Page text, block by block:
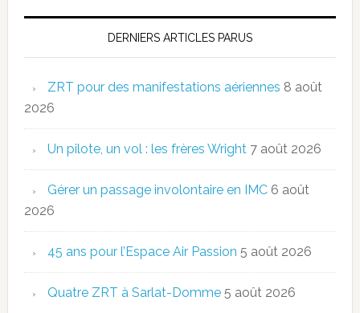
DERNIERS ARTICLES PARUS
ZRT pour des manifestations aériennes 8 août
2026
Un pilote, un vol : les frères Wright 7 août 2026
Gérer un passage involontaire en IMC 6 août
2026
45 ans pour l’Espace Air Passion 5 août 2026
Quatre ZRT à Sarlat-Domme 5 août 2026